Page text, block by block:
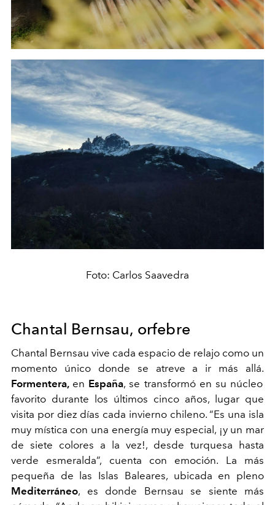
Foto: Carlos Saavedra
Chantal Bernsau, orfebre
Chantal Bernsau vive cada espacio de relajo como un
momento único donde se atreve a ir más allá.
Formentera, en España, se transformó en su núcleo
favorito durante los últimos cinco años, lugar que
visita por diez días cada invierno chileno. “Es una isla
muy mística con una energía muy especial, ¡y un mar
de siete colores a la vez!, desde turquesa hasta
verde esmeralda”, cuenta con emoción. La más
pequeña de las Islas Baleares, ubicada en pleno
Mediterráneo, es donde Bernsau se siente más